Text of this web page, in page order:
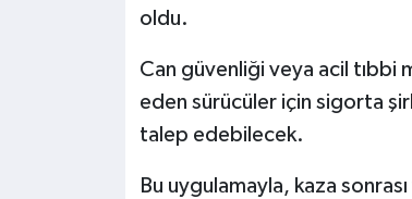
oldu.
Can güvenliği veya acil tıbbi
eden sürücüler için sigorta
talep edebilecek.
Bu uygulamayla, kaza